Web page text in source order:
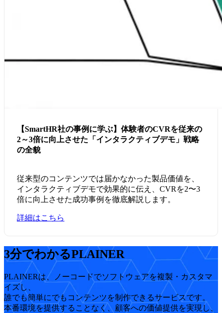
【SmartHR社の事例に学ぶ】体験者のCVRを従来の
2～3倍に向上させた「インタラクティブデモ」戦略
の全貌
従来型のコンテンツでは届かなかった製品価値を、
インタラクティブデモで効果的に伝え、CVRを2〜3
倍に向上させた成功事例を徹底解説します。
詳細はこちら
3分でわかるPLAINER
PLAINERは、ノーコードでソフトウェアを複製・カスタマ
イズし、
誰でも簡単にでもコンテンツを制作できるサービスです。
本番環境を提供することなく、顧客への価値提供を実現し、